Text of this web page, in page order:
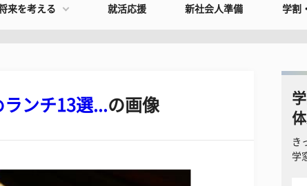
来を考える 就活応援 新社会人準備 学割
ンチ13選...の画像
き
学